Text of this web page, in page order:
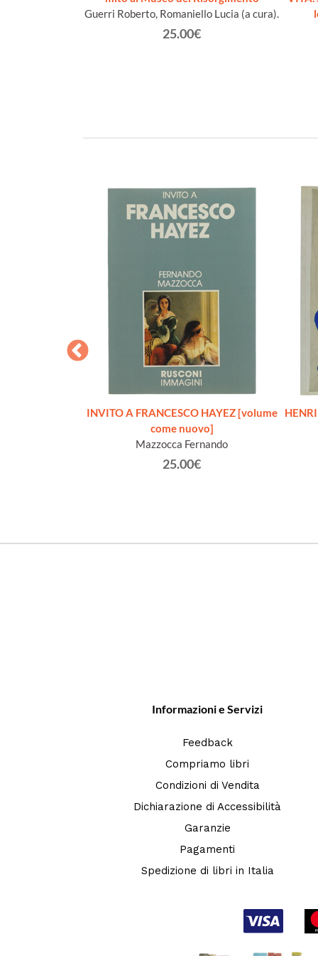
Guerri Roberto, Romaniello Lucia (a cura).
25.00€
INVITO A FRANCESCO HAYEZ [volume
come nuovo]
Mazzocca Fernando
25.00€
Informazioni e Servizi
Feedback
Compriamo libri
Condizioni di Vendita
Dichiarazione di Accessibilità
Garanzie
Pagamenti
Spedizione di libri in Italia